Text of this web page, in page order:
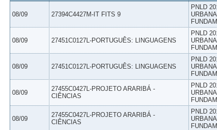
08/09 27394C4427M-IT FITS 9
PNLD
08/09 27451C0127L-PORTUGUÊS: LINGUAGENS
PNLD
08/09 27451C0127L-PORTUGUÊS: LINGUAGENS
PNLD
08/09
27455C0427L-PROJETO ARARIBÁ -
CIÊNCIAS
PNLD
08/09
27455C0427L-PROJETO ARARIBÁ -
CIÊNCIAS
PNLD